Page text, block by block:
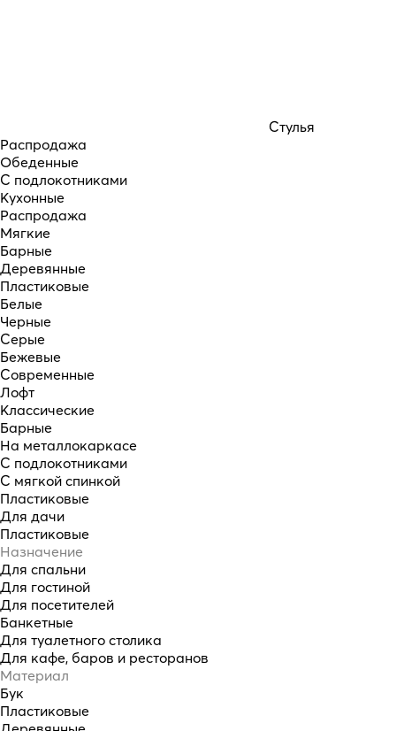
Стулья
Распродажа
Обеденные
С подлокотниками
Кухонные
Распродажа
Мягкие
Барные
Деревянные
Пластиковые
Белые
Черные
Серые
Бежевые
Современные
Лофт
Классические
Барные
На металлокаркасе
С подлокотниками
С мягкой спинкой
Пластиковые
Для дачи
Пластиковые
Назначение
Для спальни
Для гостиной
Для посетителей
Банкетные
Для туалетного столика
Для кафе, баров и ресторанов
Материал
Бук
Пластиковые